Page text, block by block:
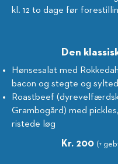
kl. 12 to dage før
Den
Hønsesalat med
bacon og stegte og
Roastbeef
Grambogård) med
ristede løg
Kr. 200 (+